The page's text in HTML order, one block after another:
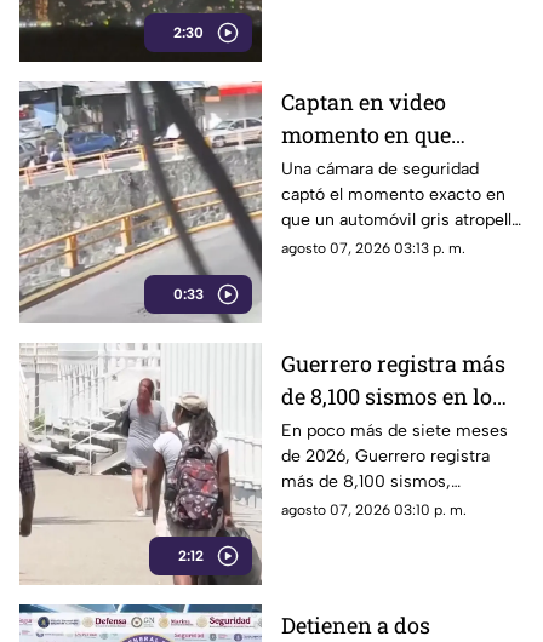
2:30
0:33
Captan en video
momento en que
vehículo embiste a una
familia en
Chilpancingo
Una cámara de seguridad
captó el momento exacto en
que un automóvil gris atropelló
a una familia que caminaba
agosto 07, 2026 03:13 p. m.
2:12
Guerrero registra más
de 8,100 sismos en lo
que va de 2026, el año
con mayor sismicidad
de los últimos cinco
años
En poco más de siete meses
de 2026, Guerrero registra
más de 8,100 sismos,
posicionándose como el año
agosto 07, 2026 03:10 p. m.
Detienen a dos